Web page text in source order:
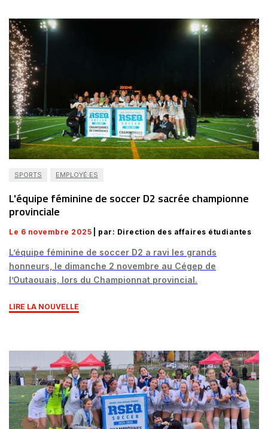
SPORTS EMPLOYÉ·ES
L'équipe féminine de soccer D2 sacrée championne
provinciale
Le 6 novembre 2025 | par: Direction des affaires étudiantes
L’équipe féminine de soccer D2 a ravi les grands
honneurs, le dimanche 2 novembre au Cégep de
l’Outaouais, lors du Championnat provincial.
LIRE LA NOUVELLE